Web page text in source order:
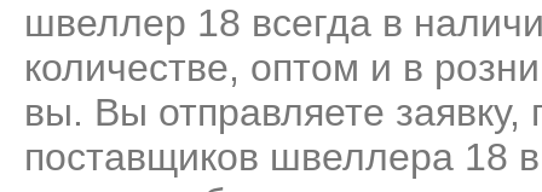
швеллер 18 всегда в
количестве, оптом и в
вы. Вы отправляете заявку,
поставщиков швеллера 18